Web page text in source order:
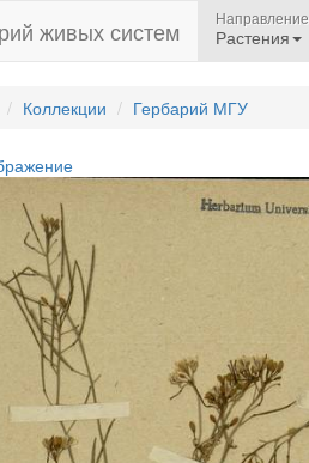
живых систем Направление
Растения
Коллекции Гербарий МГУ